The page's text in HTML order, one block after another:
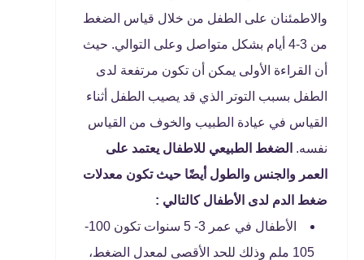
والاطمئنان على الطفل من خلال قياس الضغط
من 3-4 أيام بشكل متواصل وعلى التوالي. حيث
أن القراءة الأولى يمكن أن تكون مرتفعة لدى
الطفل بسبب التوتر الذي قد يصيب الطفل أثناء
القياس في عيادة الطبيب والخوف من القياس
نفسه. الضغط الطبيعي للاطفال يعتمد على
العمر والجنس والطول أيضًا حيث تكون معدلات
ضغط الدم لدى الأطفال كالتالي :
الأطفال في عمر 3- 5 سنوات تكون 100-
105 ملم وذلك للحد الأقصى لمعدل الضغط،